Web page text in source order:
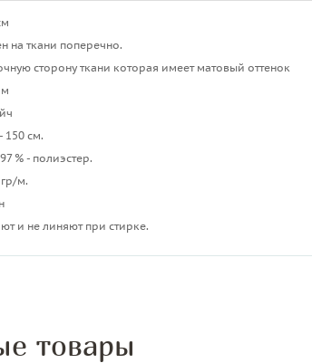
на ткани поперечно.
сторону ткани которая имеет матовый оттенок
150 см.
% - полиэстер.
гр/м.
и не линяют при стирке.
товары